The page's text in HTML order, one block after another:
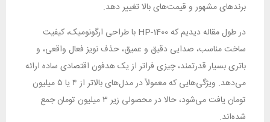
برندهای مشهور و قیمت‌های بالا تغییر دهد.
در طول مقاله دیدیم که HP-1400 با طراحی ارگونومیک، کیفیت
ساخت مناسب، صدایی دقیق و عمیق، حذف نویز فعال واقعی، و
باتری بسیار قدرتمند، چیزی فراتر از یک هدفون اقتصادی ساده ارائه
می‌دهد. ویژگی‌هایی که معمولاً در مدل‌های بالاتر از ۴ یا ۵ میلیون
تومان یافت می‌شود، حالا در محصولی زیر ۳ میلیون تومان جمع
شده‌اند.